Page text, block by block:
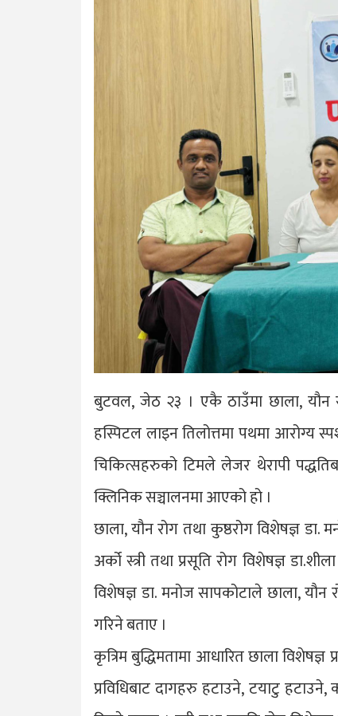
बुटवल, जेठ २३ । एकै ठाउँमा छाला, यौन र
हस्पिटल लाइन तिलोत्तमा पथमा आरोग्य
चिकित्सहरुको टिमले लेजर थेरापी
क्लिनिक सञ्चालनमा आएको हो ।
छाला, यौन रोग तथा कुष्ठरोग विशेषज्ञ डा.
अर्को स्त्री तथा प्रसूति रोग विशेषज्ञ
विशेषज्ञ डा. मनोज सापकोटाले छाला,
गरिने बताए ।
कृत्रिम बुद्धिमतामा आधारित छाला
प्रविधिबाट दागहरु हटाउने, टयाटु